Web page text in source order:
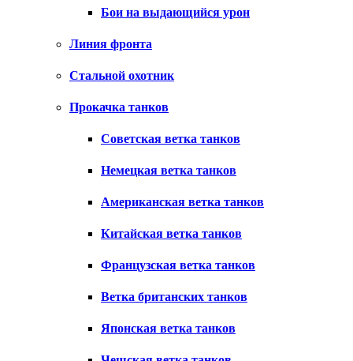
Бои на выдающийся урон
Линия фронта
Стальной охотник
Прокачка танков
Советская ветка танков
Немецкая ветка танков
Американская ветка танков
Китайская ветка танков
Французская ветка танков
Ветка британских танков
Японская ветка танков